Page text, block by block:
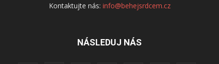
Kontaktujte nás: info@behejsrdcem.cz
NÁSLEDUJ NÁS